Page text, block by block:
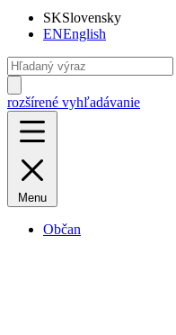
SKSlovensky
ENEnglish
rozšírené vyhľadávanie
Menu
Občan